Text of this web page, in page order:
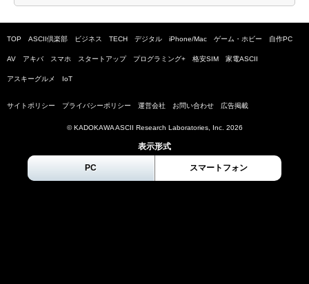
TOP ASCII倶楽部 ビジネス TECH デジタル iPhone/Mac ゲーム・ホビー 自作PC
AV アキバ スマホ スタートアップ プログラミング+ 格安SIM 家電ASCII
アスキーグルメ IoT
サイトポリシー プライバシーポリシー 運営会社 お問い合わせ 広告掲載
© KADOKAWA ASCII Research Laboratories, Inc. 2026
表示形式
PC スマートフォン